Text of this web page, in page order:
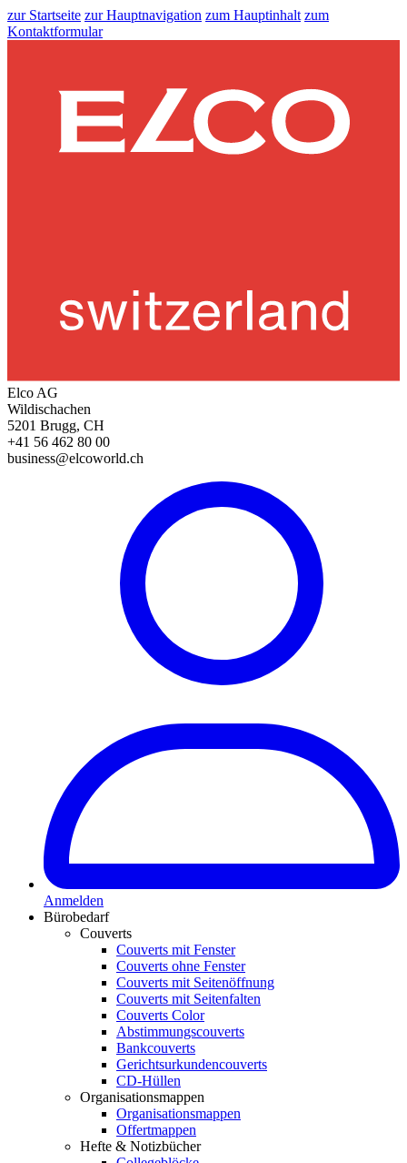
zur Startseite zur Hauptnavigation zum Hauptinhalt zum
Kontaktformular
Elco AG
Wildischachen
5201 Brugg, CH
+41 56 462 80 00
business@elcoworld.ch
Anmelden
Bürobedarf
Couverts
Couverts mit Fenster
Couverts ohne Fenster
Couverts mit Seitenöffnung
Couverts mit Seitenfalten
Couverts Color
Abstimmungscouverts
Bankcouverts
Gerichtsurkundencouverts
CD-Hüllen
Organisationsmappen
Organisationsmappen
Offertmappen
Hefte & Notizbücher